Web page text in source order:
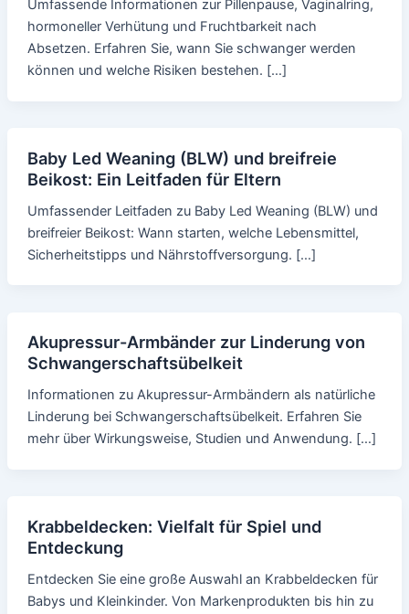
Umfassende Informationen zur Pillenpause, Vaginalring,
hormoneller Verhütung und Fruchtbarkeit nach
Absetzen. Erfahren Sie, wann Sie schwanger werden
können und welche Risiken bestehen. […]
Baby Led Weaning (BLW) und breifreie
Beikost: Ein Leitfaden für Eltern
Umfassender Leitfaden zu Baby Led Weaning (BLW) und
breifreier Beikost: Wann starten, welche Lebensmittel,
Sicherheitstipps und Nährstoffversorgung. […]
Akupressur-Armbänder zur Linderung von
Schwangerschaftsübelkeit
Informationen zu Akupressur-Armbändern als natürliche
Linderung bei Schwangerschaftsübelkeit. Erfahren Sie
mehr über Wirkungsweise, Studien und Anwendung. […]
Krabbeldecken: Vielfalt für Spiel und
Entdeckung
Entdecken Sie eine große Auswahl an Krabbeldecken für
Babys und Kleinkinder. Von Markenprodukten bis hin zu